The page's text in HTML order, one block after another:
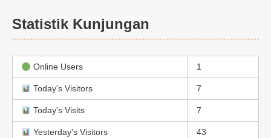
Statistik Kunjungan
Online Users 1
Today's Visitors 7
Today's Visits 7
Yesterday's Visitors 43